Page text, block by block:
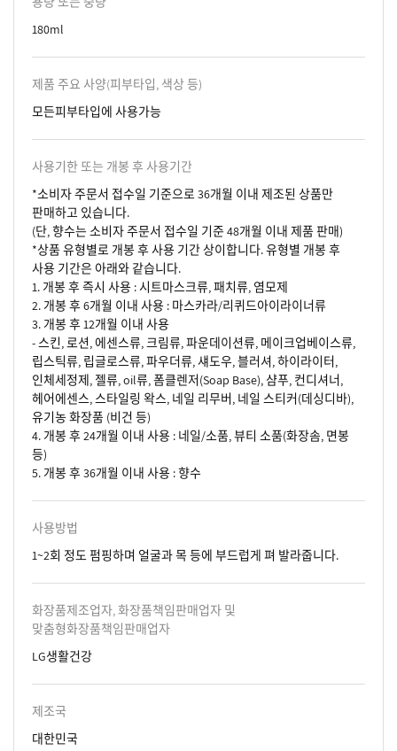
180ml
제품 주요 사양(피부타입, 색상 등)
모든피부타입에 사용가능
사용기한 또는 개봉 후 사용기간
*소비자 주문서 접수일 기준으로 36개월 이내 제조된 상품만
판매하고 있습니다.
(단, 향수는 소비자 주문서 접수일 기준 48개월 이내 제품 판매)
*상품 유형별로 개봉 후 사용 기간 상이합니다. 유형별 개봉 후
사용 기간은 아래와 같습니다.
1. 개봉 후 즉시 사용 : 시트마스크류, 패치류, 염모제
2. 개봉 후 6개월 이내 사용 : 마스카라/리퀴드아이라이너류
3. 개봉 후 12개월 이내 사용
- 스킨, 로션, 에센스류, 크림류, 파운데이션류, 메이크업베이스류,
립스틱류, 립글로스류, 파우더류, 섀도우, 블러셔, 하이라이터,
인체세정제, 젤류, oil류, 폼클렌저(Soap Base), 샴푸, 컨디셔너,
헤어에센스, 스타일링 왁스, 네일 리무버, 네일 스티커(데싱디바),
유기농 화장품 (비건 등)
4. 개봉 후 24개월 이내 사용 : 네일/소품, 뷰티 소품(화장솜, 면봉
등)
5. 개봉 후 36개월 이내 사용 : 향수
사용방법
1~2회 정도 펌핑하며 얼굴과 목 등에 부드럽게 펴 발라줍니다.
화장품제조업자, 화장품책임판매업자 및
맞춤형화장품책임판매업자
LG생활건강
제조국
대한민국